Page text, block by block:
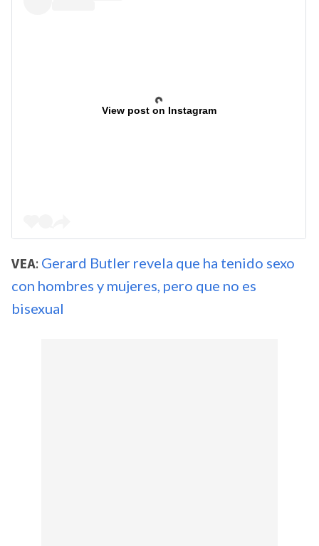
View post on Instagram
VEA: Gerard Butler revela que ha tenido sexo
con hombres y mujeres, pero que no es
bisexual